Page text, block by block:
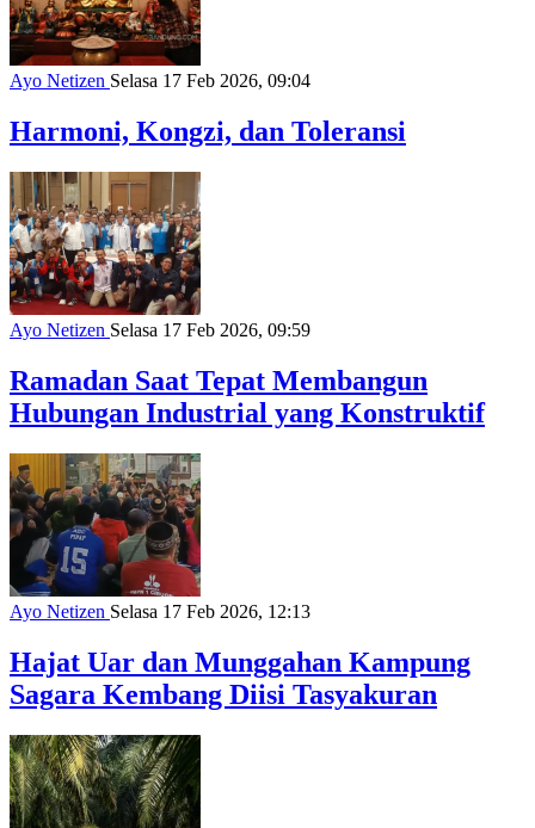
Ayo Netizen Selasa 17 Feb 2026, 09:04
Harmoni, Kongzi, dan Toleransi
Ayo Netizen Selasa 17 Feb 2026, 09:59
Ramadan Saat Tepat Membangun
Hubungan Industrial yang Konstruktif
Ayo Netizen Selasa 17 Feb 2026, 12:13
Hajat Uar dan Munggahan Kampung
Sagara Kembang Diisi Tasyakuran